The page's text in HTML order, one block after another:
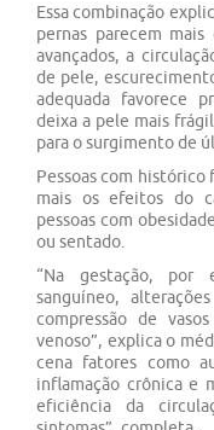
Essa combinação
pernas parecem mais
avançados, a
de pele,
adequada favorece
deixa a pele mais
para o surgimento de
Pessoas com
mais os efeitos do
pessoas com
ou sentado.
“Na gestação, por
sanguíneo,
compressão de
venoso”, explica o
cena fatores como
inflamação crônica e
eficiência da